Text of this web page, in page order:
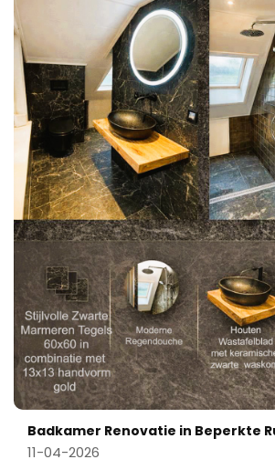
Badkamer Renovatie in Beperkte
11-04-2026